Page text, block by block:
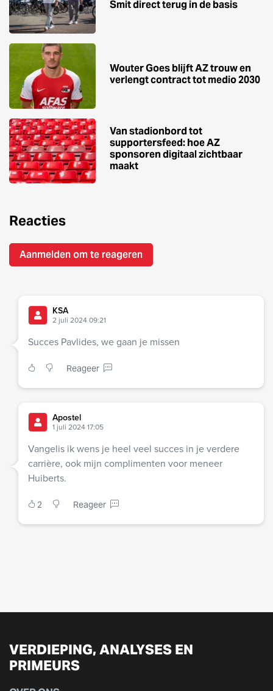
Smit direct terug in de basis
Wouter Goes blijft AZ trouw en
verlengt contract tot medio 2030
Van stadionbord tot
supportersfeed: hoe AZ
sponsoren digitaal zichtbaar
maakt
Reacties
Aanmelden om te reageren
KSA
2 juli 2024 09:21
Succes Pavlides, we gaan je missen
Reageer
Apostel
1 juli 2024 17:05
Vangelis ik wens je heel veel succes in je verdere
carrière, ook mijn complimenten voor meneer
Huiberts.
2 Reageer
VERDIEPING, ANALYSES EN
PRIMEURS